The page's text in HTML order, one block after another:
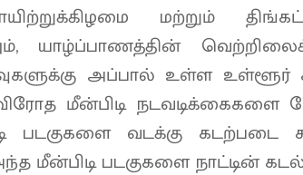
மற்றும்
யாழ்ப்பாணத்தின்
அப்பால் உள்ள உள்ளூர்
மீன்பிடி
படகுகளை வடக்கு கடற்படை
மீன்பிடி படகுகளை நாட்டின் கடல்